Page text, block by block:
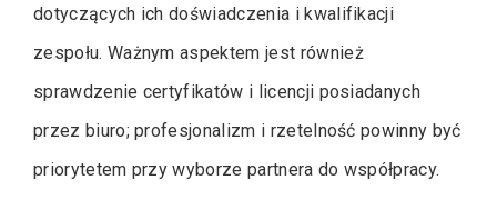
dotyczących ich doświadczenia i kwalifikacji
zespołu. Ważnym aspektem jest również
sprawdzenie certyfikatów i licencji posiadanych
przez biuro; profesjonalizm i rzetelność powinny być
priorytetem przy wyborze partnera do współpracy.